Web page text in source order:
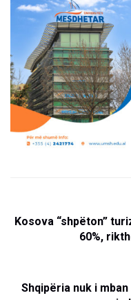
Kosova “shpëton”
60%,
Shqipëria nuk i